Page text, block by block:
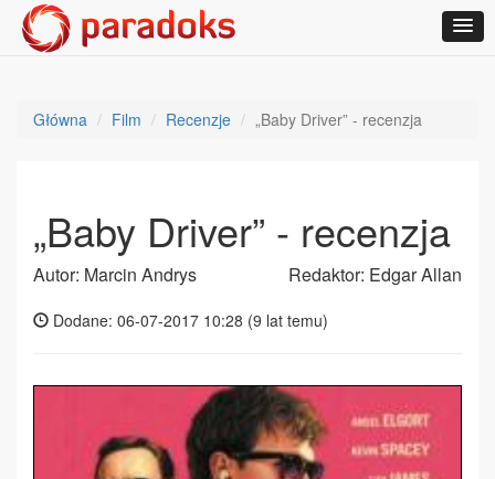
Główna Film Recenzje „Baby Driver” - recenzja
„Baby Driver” - recenzja
Autor: Marcin Andrys Redaktor: Edgar Allan
Dodane: 06-07-2017 10:28 (9 lat temu)